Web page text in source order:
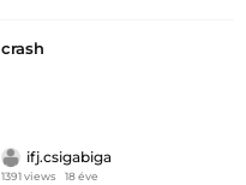
crash
ifj.csigabiga
1391 views 18 éve